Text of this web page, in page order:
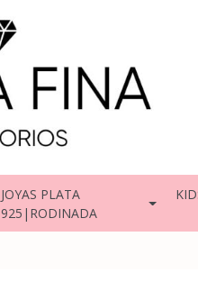
JOYAS PLATA
925|RODINADA